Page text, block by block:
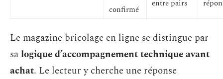
confirmé
entre pairs
Le magazine bricolage en ligne se distingue par
salogique d’accompagnement technique avant
achat. Le lecteur y cherche une réponse